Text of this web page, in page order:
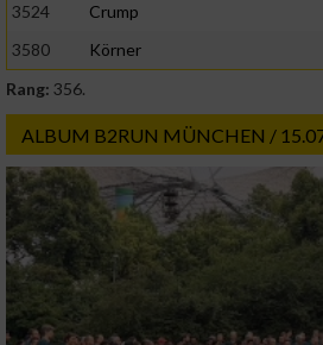
3524
Crump
3580
Körner
Rang: 356.
ALBUM B2RUN MÜNCHEN /